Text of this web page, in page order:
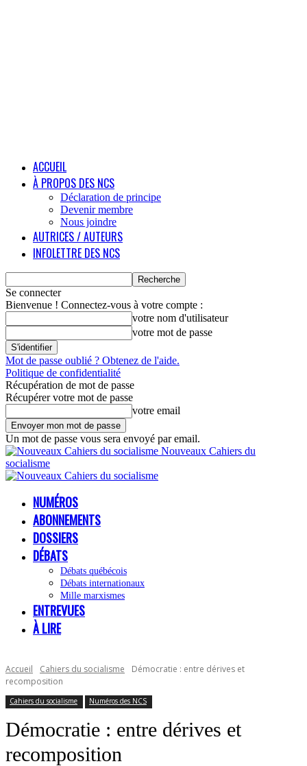
ACCUEIL
À PROPOS DES NCS
Déclaration de principe
Devenir membre
Nous joindre
AUTRICES / AUTEURS
INFOLETTRE DES NCS
Se connecter
Bienvenue ! Connectez-vous à votre compte :
votre nom d'utilisateur
votre mot de passe
Mot de passe oublié ? Obtenez de l'aide.
Politique de confidentialité
Récupération de mot de passe
Récupérer votre mot de passe
votre email
Un mot de passe vous sera envoyé par email.
Nouveaux Cahiers du
socialisme
NUMÉROS
ABONNEMENTS
DOSSIERS
DÉBATS
Débats québécois
Débats internationaux
Mille marxismes
ENTREVUES
À LIRE
Accueil Cahiers du socialisme
Démocratie : entre dérives et
recomposition
Cahiers du socialisme Numéros des NCS
Démocratie : entre dérives et
recomposition